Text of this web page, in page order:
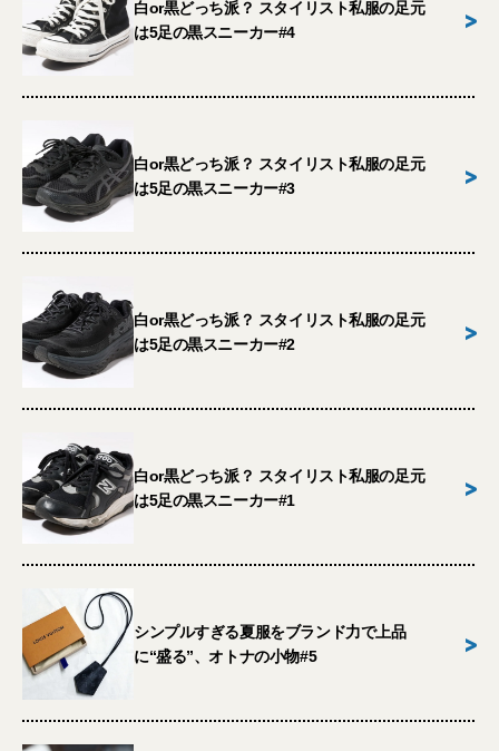
白or黒どっち派？ スタイリスト私服の足元
は5足の黒スニーカー#4
>
白or黒どっち派？ スタイリスト私服の足元
は5足の黒スニーカー#3
>
白or黒どっち派？ スタイリスト私服の足元
は5足の黒スニーカー#2
>
白or黒どっち派？ スタイリスト私服の足元
は5足の黒スニーカー#1
>
シンプルすぎる夏服をブランド力で上品
に“盛る”、オトナの小物#5
>